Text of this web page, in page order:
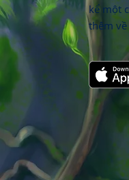
kể một
thêm